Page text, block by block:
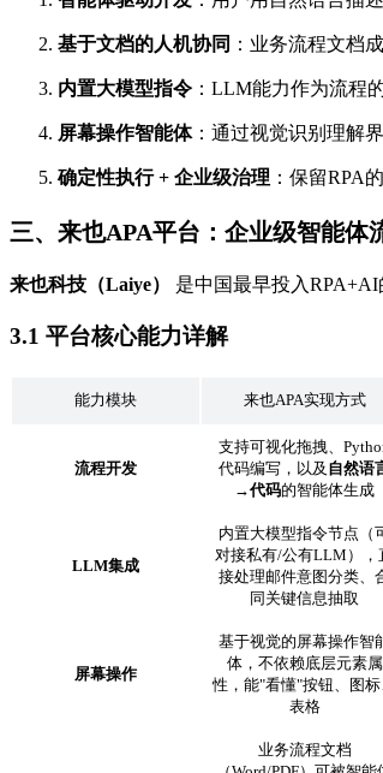
基于文档的人机协同 ：业务流程文档
内置大模型指令 ：LLM能力作为流程
屏幕操作智能体：通过视觉识别理解
确定性执行 + 企业级治理 ：保留RPA
三、来也APA平台：企业级智能体
来也科技（Laiye） 是中国最早投入
3.1 平台核心能力详解
能力模块 来也APA实现方式
流程开发
支持可视化拖拽、
代码编写，以及 自然语
→代码的智能体生成
LLM集成
内置大模型指令节点（
对接私有/公有LLM），
接处理邮件意图分类、
同关键信息抽取
屏幕操作
基于视觉的屏幕操作智
体，不依赖底层元素属
性，能"看懂"按钮、图标
表格
业务流程文档